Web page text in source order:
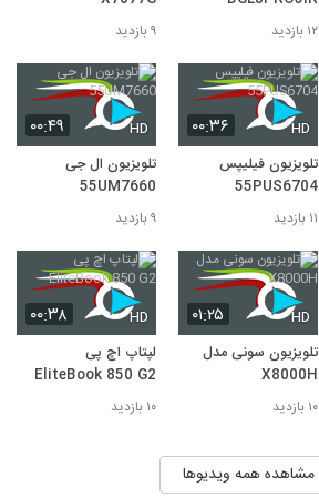
۱۲ بازدید ۹ بازدید
۰۰:۳۶ HD
تلویزیون فیلیپس
55PUS6704
۱۱ بازدید
۰۰:۴۹ HD
تلویزیون ال جی
55UM7660
۹ بازدید
۰۱:۲۵ HD
تلویزیون سونی مدل
X8000H
۱۰ بازدید
۰۰:۳۸ HD
لپتاپ اچ پی
EliteBook 850 G2
۱۰ بازدید
مشاهده همه ویدیوها